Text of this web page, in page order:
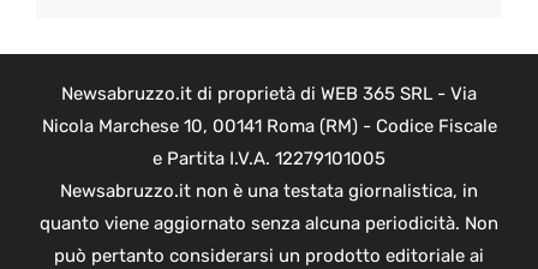
Newsabruzzo.it di proprietà di WEB 365 SRL - Via
Nicola Marchese 10, 00141 Roma (RM) - Codice Fiscale
e Partita I.V.A. 12279101005
Newsabruzzo.it non è una testata giornalistica, in
quanto viene aggiornato senza alcuna periodicità. Non
può pertanto considerarsi un prodotto editoriale ai